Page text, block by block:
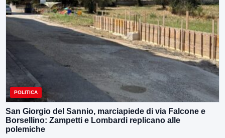
POLITICA
San Giorgio del Sannio, marciapiede di via Falcone e
Borsellino: Zampetti e Lombardi replicano alle
polemiche